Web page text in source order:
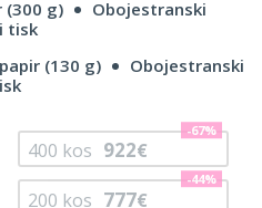
(300 g)
Obojestranski
tisk
(130 g)
Obojestranski
200 kos 777€
-44%
400 kos 922€
-67%